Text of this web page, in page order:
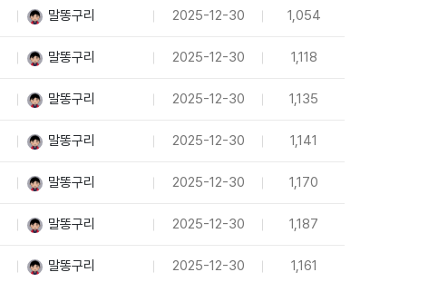
말똥구리 2025-12-30 1,054
말똥구리 2025-12-30 1,118
말똥구리 2025-12-30 1,135
말똥구리 2025-12-30 1,141
말똥구리 2025-12-30 1,170
말똥구리 2025-12-30 1,187
말똥구리 2025-12-30 1,161